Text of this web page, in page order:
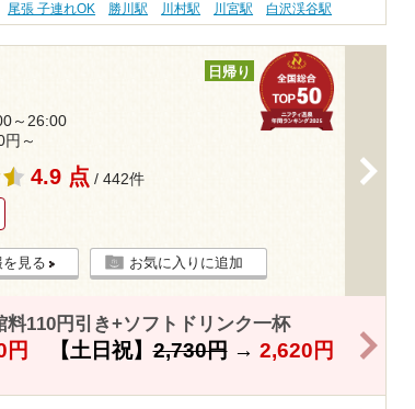
尾張 子連れOK 勝川駅 川村駅 川宮駅 白沢渓谷駅
日帰り
～26:00
～
4.9 点 / 442件
見る お気に入りに追加
料110円引き+ソフトドリンク一杯
円 【土日祝】2,730円→ 2,620円